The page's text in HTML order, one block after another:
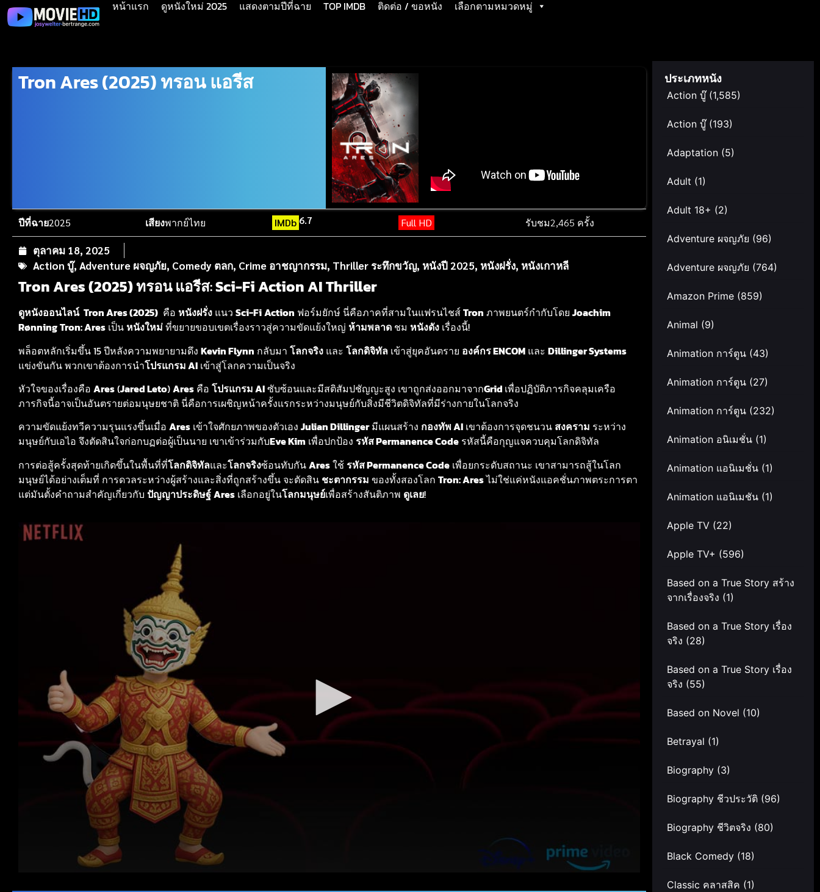
หน้าแรก ดูหนังใหม่ 2025 แสดงตามปีที่ฉาย TOP IMDB ติดต่อ / ขอหนัง เลือกตามหมวดหมู่
Tron Ares (2025) ทรอน แอรีส
ปีที่ฉาย2025 เสียงพากย์ไทย IMDb 6.7 Full HD รับชม2,465 ครั้ง
ตุลาคม 18, 2025
Action บู๊, Adventure ผจญภัย, Comedy ตลก, Crime อาชญากรรม, Thriller ระทึกขวัญ, หนังปี 2025, หนังฝรั่ง, หนังเกาหลี
Tron Ares (2025) ทรอน แอรีส:Sci-FiActionAIThriller
ดูหนังออนไลน์ Tron Ares (2025) คือ หนังฝรั่ง แนว Sci-FiAction ฟอร์มยักษ์ นี่คือภาคที่สามในแฟรนไชส์Tron ภาพยนตร์กำกับโดย Joachim
RønningTron: Ares เป็น หนังใหม่ที่ขยายขอบเขตเรื่องราวสู่ความขัดแย้งใหญ่ ห้ามพลาด ชม หนังดัง เรื่องนี้!
พล็อตหลักเริ่มขึ้น 15 ปีหลังความพยายามดึง Kevin Flynn กลับมา โลกจริง และ โลกดิจิทัล เข้าสู่ยุคอันตราย องค์กร ENCOM และ Dillinger Systems
แข่งขันกัน พวกเขาต้องการนำโปรแกรม AI เข้าสู่โลกความเป็นจริง
หัวใจของเรื่องคือ Ares(Jared Leto)Ares คือ โปรแกรม AIซับซ้อนและมีสติสัมปชัญญะสูง เขาถูกส่งออกมาจากGrid เพื่อปฏิบัติภารกิจคลุมเครือ
ภารกิจนี้อาจเป็นอันตรายต่อมนุษยชาติ นี่คือการเผชิญหน้าครั้งแรกระหว่างมนุษย์กับสิ่งมีชีวิตดิจิทัลที่มีร่างกายในโลกจริง
ความขัดแย้งทวีความรุนแรงขึ้นเมื่อ Ares เข้าใจศักยภาพของตัวเอง Julian Dillingerมีแผนสร้าง กองทัพ AI เขาต้องการจุดชนวน สงคราม ระหว่าง
มนุษย์กับเอไอ จึงตัดสินใจก่อกบฏต่อผู้เป็นนาย เขาเข้าร่วมกับEve Kim เพื่อปกป้อง รหัส Permanence Code รหัสนี้คือกุญแจควบคุมโลกดิจิทัล
การต่อสู้ครั้งสุดท้ายเกิดขึ้นในพื้นที่ที่โลกดิจิทัลและโลกจริงซ้อนทับกันAresใช้รหัส Permanence Code เพื่อยกระดับสถานะ เขาสามารถสู้ในโลก
มนุษย์ได้อย่างเต็มที่ การดวลระหว่างผู้สร้างและสิ่งที่ถูกสร้างขึ้น จะตัดสิน ชะตากรรม ของทั้งสองโลก Tron: Aresไม่ใช่แค่หนังแอคชั่นภาพตระการตา
แต่มันตั้งคำถามสำคัญเกี่ยวกับ ปัญญาประดิษฐ์Ares เลือกอยู่ในโลกมนุษย์เพื่อสร้างสันติภาพ ดูเลย!
ประเภทหนัง
Action บู๊(1,585)
Action บู๊(193)
Adaptation (5)
Adult (1)
Adult 18+ (2)
Adventure ผจญภัย (96)
Adventure ผจญภัย (764)
Amazon Prime (859)
Animal (9)
Animation การ์ตูน (43)
Animation การ์ตูน (27)
Animation การ์ตูน (232)
Animation อนิเมชั่น (1)
Animation แอนิเมชั่น (1)
Animation แอนิเมชัน (1)
Apple TV (22)
Apple TV+ (596)
Based on a True Story สร้าง
จากเรื่องจริง (1)
Based on a True Story เรื่อง
จริง (28)
Based on a True Story เรื่อง
จริง (55)
Based on Novel (10)
Betrayal (1)
Biography (3)
Biography ชีวประวัติ (96)
Biography ชีวิตจริง (80)
Black Comedy (18)
Classic คลาสสิค (1)